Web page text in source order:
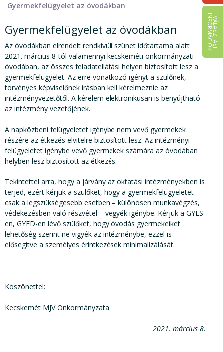
V
Á
L
A
S
Z
T
Á
S
I
IN
F
O
R
M
Á
C
I
Ó
K
Gyermekfelügyelet az óvodákban
Gyermekfelügyelet az óvodákban
Az óvodákban elrendelt rendkívüli szünet időtartama alatt
2021. március 8-tól valamennyi kecskeméti önkormányzati
óvodában, az összes feladatellátási helyen biztosított lesz a
gyermekfelügyelet. Az erre vonatkozó igényt a szülőnek,
törvényes képviselőnek írásban kell kérelmeznie az
intézményvezetőtől. A kérelem elektronikusan is benyújtható
az intézmény vezetőjének.
A napközbeni felügyeletet igénybe nem vevő gyermekek
részére az étkezés elvitelre biztosított lesz. Az intézményi
felügyeletet igénybe vevő gyermekek számára az óvodában
helyben lesz biztosított az étkezés.
Tekintettel arra, hogy a járvány az oktatási intézményekben is
terjed, ezért kérjük a szülőket, hogy a gyermekfelügyeletet
csak a legszükségesebb esetben – különösen munkavégzés,
védekezésben való részvétel – vegyék igénybe. Kérjük a GYES-
en, GYED-en lévő szülőket, hogy óvodás gyermekeiket
lehetőség szerint ne vigyék az intézménybe, ezzel is
elősegítve a személyes érintkezések minimalizálását.
Köszönettel:
Kecskemét MJV Önkormányzata
2021. március 8.